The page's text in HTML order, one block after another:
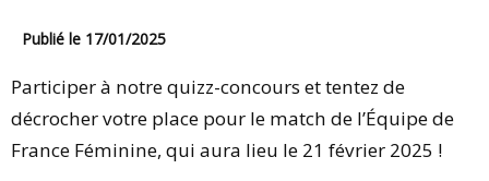
Publié le 17/01/2025
Participer à notre quizz-concours et tentez de
décrocher votre place pour le match de l’Équipe de
France Féminine, qui aura lieu le 21 février 2025 !